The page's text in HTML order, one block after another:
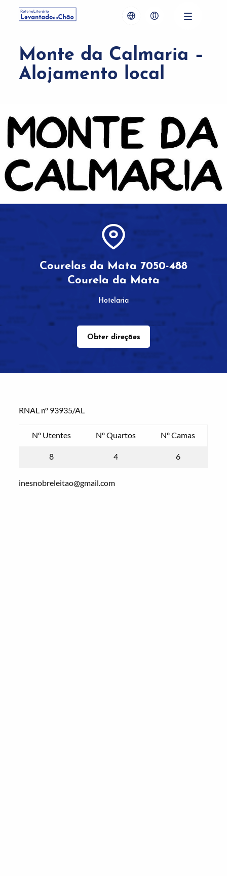
Monte da Calmaria –
Alojamento local
Courelas da Mata 7050-488
Courela da Mata
Hotelaria
Obter direções
RNAL nº 93935/AL
Nº Utentes Nº Quartos Nº Camas
8 4 6
inesnobreleitao@gmail.com